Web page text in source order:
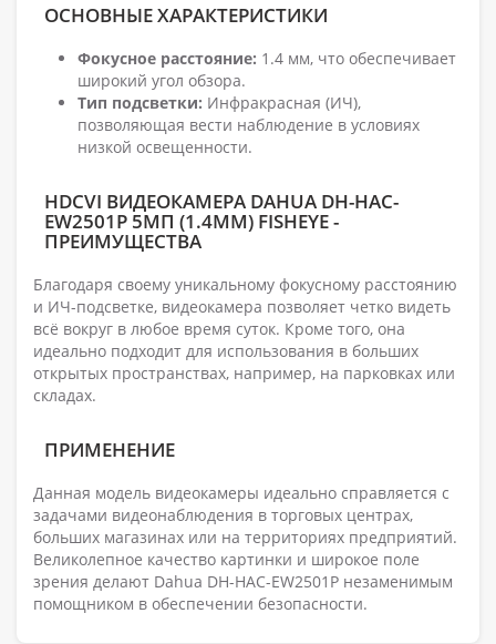
ОСНОВНЫЕ ХАРАКТЕРИСТИКИ
Фокусное расстояние: 1.4 мм, что обеспечивает
широкий угол обзора.
Тип подсветки: Инфракрасная (ИЧ),
позволяющая вести наблюдение в условиях
низкой освещенности.
HDCVI ВИДЕОКАМЕРА DAHUA DH-HAC-
EW2501P 5МП (1.4ММ) FISHEYE -
ПРЕИМУЩЕСТВА
Благодаря своему уникальному фокусному расстоянию
и ИЧ-подсветке, видеокамера позволяет четко видеть
всё вокруг в любое время суток. Кроме того, она
идеально подходит для использования в больших
открытых пространствах, например, на парковках или
складах.
ПРИМЕНЕНИЕ
Данная модель видеокамеры идеально справляется с
задачами видеонаблюдения в торговых центрах,
больших магазинах или на территориях предприятий.
Великолепное качество картинки и широкое поле
зрения делают Dahua DH-HAC-EW2501P незаменимым
помощником в обеспечении безопасности.